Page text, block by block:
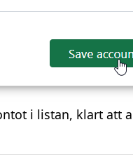
i listan, klart att